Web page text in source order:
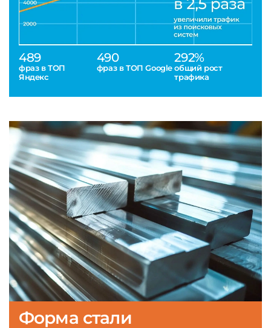
489
фраз в ТОП
Яндекс
490
фраз в ТОП Google
292%
общий рост
трафика
Форма стали